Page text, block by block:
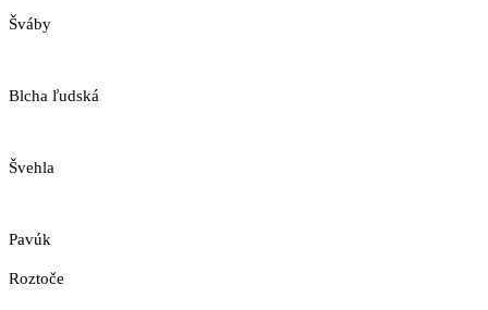
Šváby
Blcha ľudská
Švehla
Pavúk
Roztoče